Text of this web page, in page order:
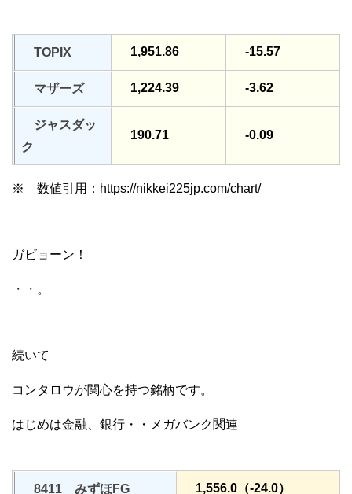
TOPIX 1,951.86 -15.57
マザーズ 1,224.39 -3.62
ジャスダッ
ク
190.71 -0.09
※ 数値引用：https://nikkei225jp.com/chart/
ガビョーン！
・・。
続いて
コンタロウが関心を持つ銘柄です。
はじめは金融、銀行・・メガバンク関連
8411 みずほFG 1,556.0（-24.0）